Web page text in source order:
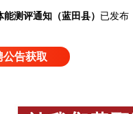
测评通知（蓝田县） 已发布
公告获取